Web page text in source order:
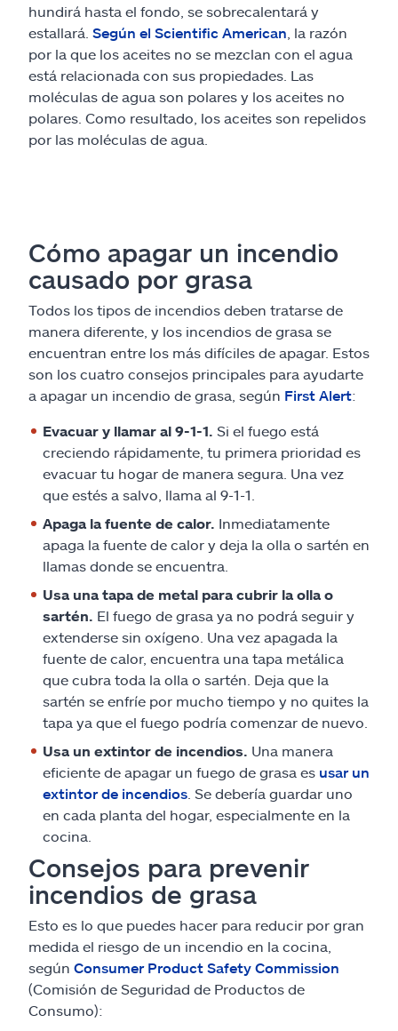
hundirá hasta el fondo, se sobrecalentará y
estallará. Según el Scientific American , la razón
por la que los aceites no se mezclan con el agua
está relacionada con sus propiedades. Las
moléculas de agua son polares y los aceites no
polares. Como resultado, los aceites son repelidos
por las moléculas de agua.
Cómo apagar un incendio
causado por grasa
Todos los tipos de incendios deben tratarse de
manera diferente, y los incendios de grasa se
encuentran entre los más difíciles de apagar. Estos
son los cuatro consejos principales para ayudarte
a apagar un incendio de grasa, según First Alert:
Evacuar y llamar al 9-1-1. Si el fuego está
creciendo rápidamente, tu primera prioridad es
evacuar tu hogar de manera segura. Una vez
que estés a salvo, llama al 9-1-1.
Apaga la fuente de calor. Inmediatamente
apaga la fuente de calor y deja la olla o sartén en
llamas donde se encuentra.
Usa una tapa de metal para cubrir la olla o
sartén. El fuego de grasa ya no podrá seguir y
extenderse sin oxígeno. Una vez apagada la
fuente de calor, encuentra una tapa metálica
que cubra toda la olla o sartén. Deja que la
sartén se enfríe por mucho tiempo y no quites la
tapa ya que el fuego podría comenzar de nuevo.
Usa un extintor de incendios. Una manera
eficiente de apagar un fuego de grasa es usar un
extintor de incendios . Se debería guardar uno
en cada planta del hogar, especialmente en la
cocina.
Consejos para prevenir
incendios de grasa
Esto es lo que puedes hacer para reducir por gran
medida el riesgo de un incendio en la cocina,
según Consumer Product Safety Commission
(Comisión de Seguridad de Productos de
Consumo):